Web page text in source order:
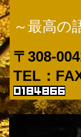
～最高の
〒308-
TEL